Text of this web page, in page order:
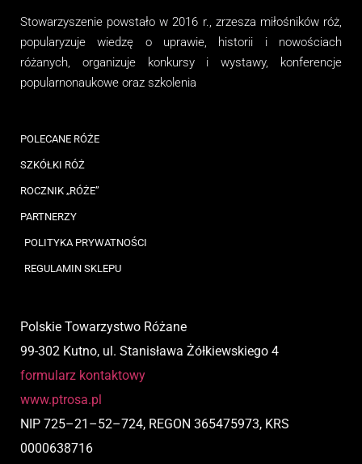
Stowarzyszenie powstało w 2016 r., zrzesza miłośników róż,
popularyzuje wiedzę o uprawie, historii i nowościach
różanych, organizujekonkursy i wystawy, konferencje
popularnonaukowe oraz szkolenia
POLECANE RÓŻE
SZKÓŁKI RÓŻ
ROCZNIK „RÓŻE”
PARTNERZY
POLITYKA PRYWATNOŚCI
REGULAMIN SKLEPU
Polskie Towarzystwo Różane
99-302 Kutno, ul. Stanisława Żółkiewskiego 4
formularz kontaktowy
www.ptrosa.pl
NIP 725–21 –52–724, REGON 365475973, KRS
0000638716